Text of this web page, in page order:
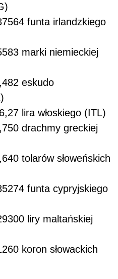
funta irlandzkiego
marki niemieckiej
eskudo
lira włoskiego (ITL)
drachmy greckiej
tolarów słoweńskich
funta cypryjskiego
liry maltańskiej
koron słowackich